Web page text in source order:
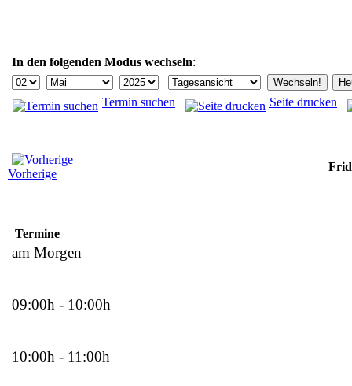
In den folgenden Modus wechseln:
Termin suchen Seite drucken
Vorherige
Termine
am Morgen
09:00h - 10:00h
10:00h - 11:00h